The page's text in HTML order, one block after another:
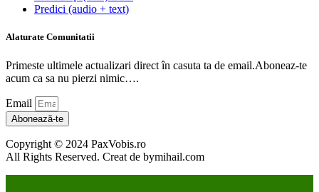
Predici (audio + text)
Alaturate Comunitatii
Primeste ultimele actualizari direct în casuta ta de email.Aboneaz-te
acum ca sa nu pierzi nimic….
Email
Abonează-te
Copyright © 2024 PaxVobis.ro
All Rights Reserved. Creat de bymihail.com